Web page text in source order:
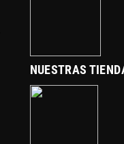
NUESTRAS